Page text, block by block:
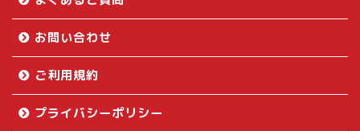
お問い合わせ
ご利用規約
プライバシーポリシー